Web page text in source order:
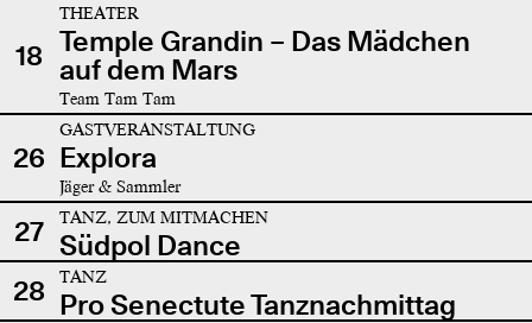
18
THEATER
Temple Grandin – Das Mädchen
auf dem Mars
Team Tam Tam
26
GASTVERANSTALTUNG
Explora
Jäger & Sammler
27 TANZ, ZUM MITMACHEN
Südpol Dance
28
TANZ
Pro Senectute Tanznachmittag